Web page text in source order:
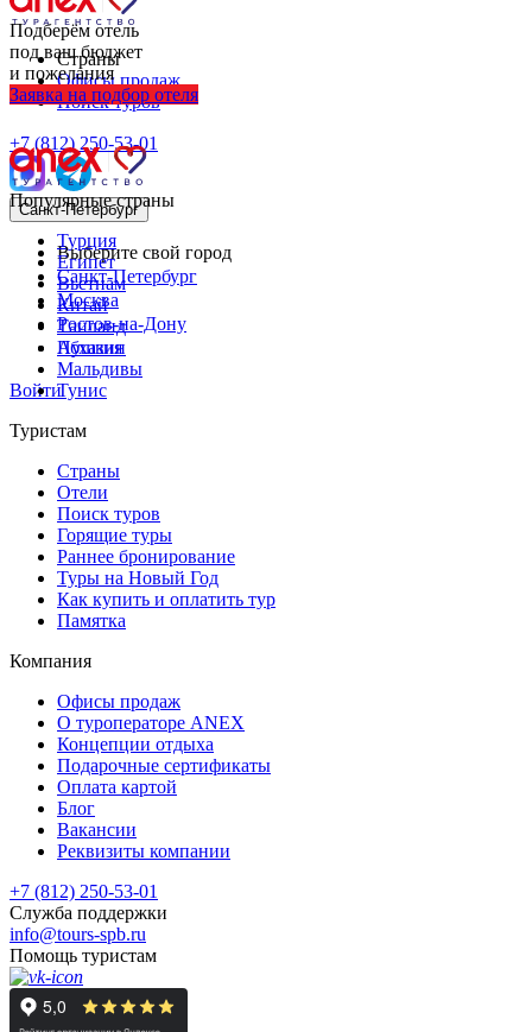
Страны
Офисы продаж
Поиск туров
+7 (812) 250-53-01
Санкт-Петербург
Выберите свой город
Санкт-Петербург
Москва
Ростов-на-Дону
Пушкин
Войти
Подберём отель
под ваш бюджет
и пожелания
Заявка на подбор отеля
Популярные страны
Турция
Египет
Вьетнам
Китай
Таиланд
Абхазия
Мальдивы
Тунис
Туристам
Страны
Отели
Поиск туров
Горящие туры
Раннее бронирование
Туры на Новый Год
Как купить и оплатить тур
Памятка
Компания
Офисы продаж
О туроператоре ANEX
Концепции отдыха
Подарочные сертификаты
Оплата картой
Блог
Вакансии
Реквизиты компании
+7 (812) 250-53-01
Служба поддержки
info@tours-spb.ru
Помощь туристам